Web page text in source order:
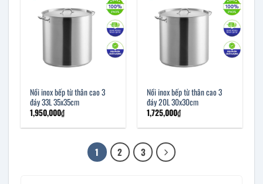
Nồi inox bếp từ thân cao 3
đáy 33L 35x35cm
1,950,000₫
Nồi inox bếp từ thân cao 3
đáy 20L 30x30cm
1,725,000₫
1 2 3